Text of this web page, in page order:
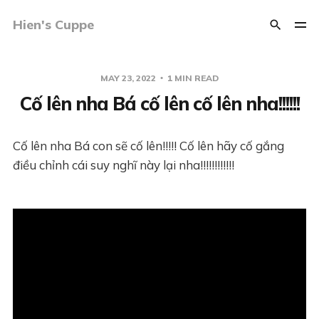
Hien's Cuppe
MAY 23, 2022 1 MIN READ
Cố lên nha Bá cố lên cố lên nha!!!!!!
Cố lên nha Bá con sẽ cố lên!!!!! Cố lên hãy cố gắng
điều chỉnh cái suy nghĩ này lại nha!!!!!!!!!!!!